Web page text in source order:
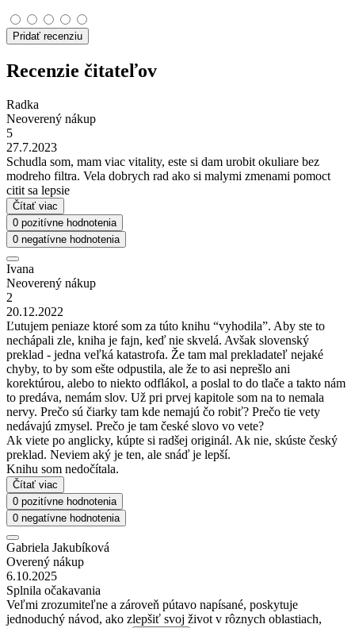
Pridať recenziu
Recenzie čitateľov
Radka
Neoverený nákup
5
27.7.2023
Schudla som, mam viac vitality, este si dam urobit okuliare bez
modreho filtra. Vela dobrych rad ako si malymi zmenami pomoct
citit sa lepsie
Čítať viac
0 pozitívne hodnotenia
0 negatívne hodnotenia
Ivana
Neoverený nákup
2
20.12.2022
Ľutujem peniaze ktoré som za túto knihu “vyhodila”. Aby ste to
nechápali zle, kniha je fajn, keď nie skvelá. Avšak slovenský
preklad - jedna veľká katastrofa. Že tam mal prekladateľ nejaké
chyby, to by som ešte odpustila, ale že to asi neprešlo ani
korektúrou, alebo to niekto odflákol, a poslal to do tlače a takto nám
to predáva, nemám slov. Už pri prvej kapitole som na to nemala
nervy. Prečo sú čiarky tam kde nemajú čo robiť? Prečo tie vety
nedávajú zmysel. Prečo je tam české slovo vo vete?
Ak viete po anglicky, kúpte si radšej originál. Ak nie, skúste český
preklad. Neviem aký je ten, ale snáď je lepší.
Knihu som nedočítala.
Čítať viac
0 pozitívne hodnotenia
0 negatívne hodnotenia
Gabriela Jakubíková
Overený nákup
6.10.2025
Splnila očakavania
Veľmi zrozumiteľne a zároveň pútavo napísané, poskytuje
jednoduchý návod, ako zlepšiť svoj život v rôznych oblastiach,